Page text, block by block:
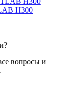
H300
вопросы и